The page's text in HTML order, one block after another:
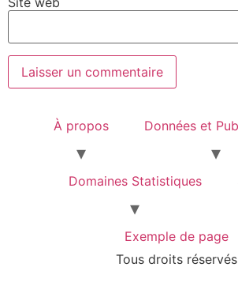
À propos Données et
Domaines Statistiques
Exemple de page
Tous droits réservés